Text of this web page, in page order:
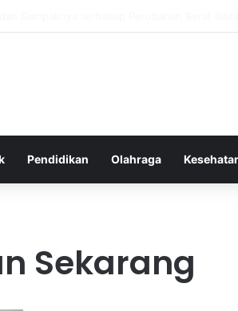
Pendidikan Olahraga
Sekarang